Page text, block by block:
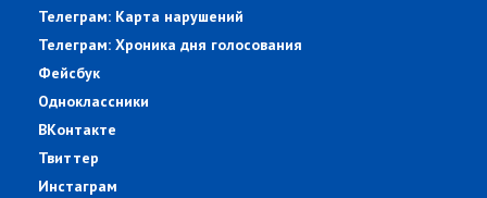
Телеграм: Карта нарушений
Телеграм: Хроника дня голосования
Фейсбук
Одноклассники
ВКонтакте
Твиттер
Инстаграм